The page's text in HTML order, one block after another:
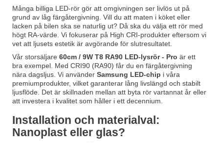
Många billiga LED-rör gör att omgivningen ser livlös ut på
grund av låg färgåtergivning. Vill du att maten i köket eller
lacken på bilen ska se naturlig ut? Då ska du välja ett rör med
högt RA-värde. Vi fokuserar på High CRI-produkter eftersom vi
vet att ljusets estetik är avgörande för slutresultatet.
Vår storsäljare 60cm / 9W T8 RA90 LED-lysrör - Pro är ett
bra exempel. Med CRI90 (RA90) får du en färgåtergivning
nära dagsljus. Vi använder Samsung LED-chip i våra
premiumprodukter, vilket garanterar lång livslängd och stabilt
ljusflöde. Det är skillnaden mellan att byta rör vartannat år eller
att investera i kvalitet som håller i ett decennium.
Installation och materialval:
Nanoplast eller glas?